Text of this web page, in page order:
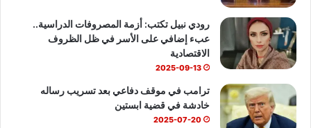
e
رودي نبيل تكتب: أزمة المصروفات الدراسية..
عبء إضافي على الأسر في ظل الظروف
الاقتصادية
2025-09-13
ترامب في موقف دفاعي بعد تسريب رساله
خادشة في قضية ابستين
2025-07-20